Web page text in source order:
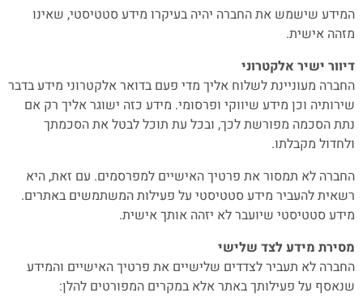
המידע שישמש את החברה יהיה בעיקרו מידע סטטיסטי, שאינו
מזהה אישית.
דיוור ישיר אלקטרוני
החברה מעוניינת לשלוח אליך מדי פעם בדואר אלקטרוני מידע בדבר
שירותיה וכן מידע שיווקי ופרסומי. מידע כזה ישוגר אליך רק אם
נתת הסכמה מפורשת לכך, ובכל עת תוכל לבטל את הסכמתך
ולחדול מקבלתו.
החברה לא תמסור את פרטיך האישיים למפרסמים. עם זאת, היא
רשאית להעביר מידע סטטיסטי על פעילות המשתמשים באתרים.
מידע סטטיסטי שיועבר לא יזהה אותך אישית.
מסירת מידע לצד שלישי
החברה לא תעביר לצדדים שלישיים את פרטיך האישיים והמידע
שנאסף על פעילותך באתר אלא במקרים המפורטים להלן: